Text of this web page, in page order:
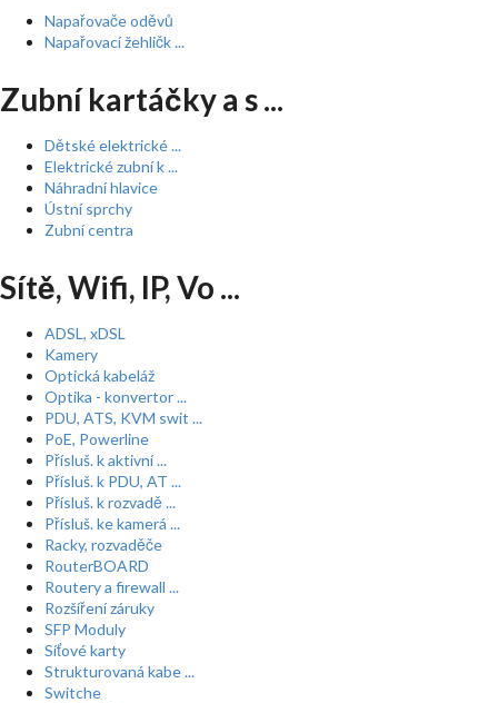
Napařovače oděvů
Napařovací žehličk ...
Zubní kartáčky a s ...
Dětské elektrické ...
Elektrické zubní k ...
Náhradní hlavice
Ústní sprchy
Zubní centra
Sítě, Wifi, IP, Vo ...
ADSL, xDSL
Kamery
Optická kabeláž
Optika - konvertor ...
PDU, ATS, KVM swit ...
PoE, Powerline
Přísluš. k aktivní ...
Přísluš. k PDU, AT ...
Přísluš. k rozvadě ...
Přísluš. ke kamerá ...
Racky, rozvaděče
RouterBOARD
Routery a firewall ...
Rozšíření záruky
SFP Moduly
Síťové karty
Strukturovaná kabe ...
Switche